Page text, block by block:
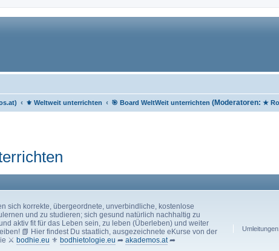
‹ ⚜ Weltweit unterrichten ‹ 🎯 Board WeltWeit unterrichten (Moderatoren: ★
sich korrekte, übergeordnete, unverbindliche, kostenlose
und zu studieren; sich gesund natürlich nachhaltig zu
aktiv fit für das Leben sein, zu leben (Überleben) und weiter
📗 Hier findest Du staatlich, ausgezeichnete eKurse von der
⚔ bodhie.eu ⚜ bodhietologie.eu ➦ akademos.at➦